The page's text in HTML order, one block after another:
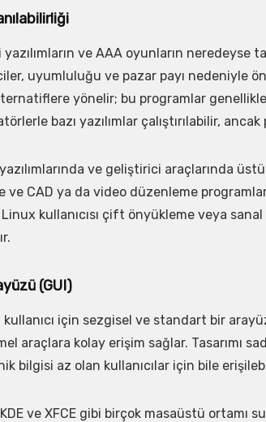
ve AAA oyunların neredeyse
uyumluluğu ve pazar payı nedeniyle
yönelir; bu programlar
bazı yazılımlar çalıştırılabilir,
ve geliştirici araçlarında
CAD ya da video düzenleme
kullanıcısı çift önyükleme veya
(GUI)
için sezgisel ve standart bir
araçlara kolay erişim sağlar. Tasarımı
bilgisi az olan kullanıcılar için bile
ve XFCE gibi birçok masaüstü ortamı